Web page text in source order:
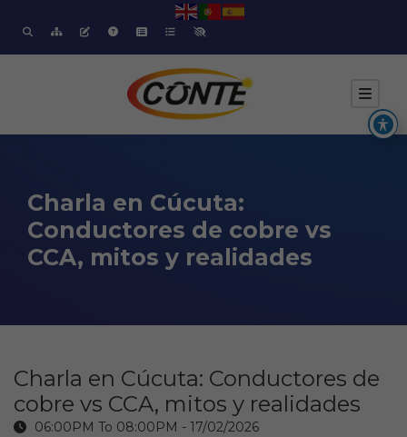
Charla en Cúcuta:
Conductores de cobre vs
CCA, mitos y realidades
Charla en Cúcuta: Conductores de
cobre vs CCA, mitos y realidades
06:00PM To 08:00PM - 17/02/2026